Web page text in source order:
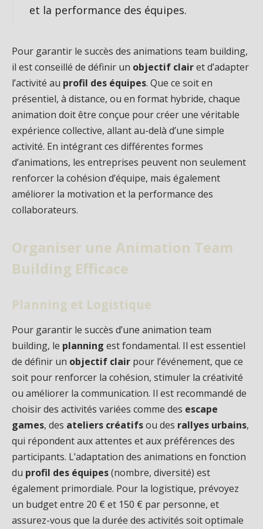
et la performance des équipes.
Pour garantir le succès des animations team building,
il est conseillé de définir un objectif clairet d’adapter
l’activité au profil des équipes. Que ce soit en
présentiel, à distance, ou en format hybride, chaque
animation doit être conçue pour créer une véritable
expérience collective, allant au-delà d’une simple
activité. En intégrant ces différentes formes
d’animations, les entreprises peuvent non seulement
renforcer la cohésion d’équipe, mais également
améliorer la motivation et la performance des
collaborateurs.
Organiser une Animation Team
Building Efficace
Planning et Logistique
Pour garantir le succès d’une animation team
building, le planning est fondamental. Il est essentiel
de définir un objectif clair pour l’événement, que ce
soit pour renforcer la cohésion, stimuler la créativité
ou améliorer la communication. Il est recommandé de
choisir des activités variées comme des escape
games, des ateliers créatifsou des rallyes urbains,
qui répondent aux attentes et aux préférences des
participants. L’adaptation des animations en fonction
du profil des équipes(nombre, diversité) est
également primordiale. Pour la logistique, prévoyez
un budget entre 20 € et 150 € par personne, et
assurez-vous que la durée des activités soit optimale